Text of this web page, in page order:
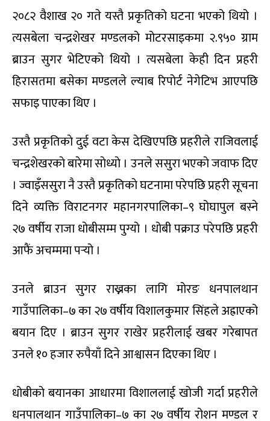
२०८२ वैशाख २० गते यस्तै प्रकृतिको घटना भएको थियो ।
त्यसबेला चन्द्रशेखर मण्डलको मोटरसाइकमा २.९५० ग्राम
ब्राउन सुगर भेटिएको थियो । त्यसबेला केही दिन प्रहरी
हिरासतमा बसेका मण्डलले ल्याब रिपोर्ट नेगेटिभ आएपछि
सफाइ पाएका थिए ।
उस्तै प्रकृतिकाे दुई वटा केस देखिएपछि प्रहरीले राजिवलाई
चन्द्रशेखरकाे बारेमा साेध्याे । उनले ससुरा भएकाे जवाफ दिए
। ज्वाइँससुरा नै उस्तै प्रकृतिकाे घटनामा परेपछि प्रहरी सूचना
दिने व्यक्ति विराटनगर महानगरपालिका–९ घोघापुल बस्ने
२७ वर्षीय राजा धोबीसम्म पुग्यो । धोबी पक्राउ परेपछि प्रहरी
आफैं अचम्ममा पर्‍यो ।
उनले ब्राउन सुगर राख्नका लागि मोरङ धनपालथान
गाउँपालिका–७ का २७ वर्षीय विशालकुमार सिंहले अह्राएको
बयान दिए । ब्राउन सुगर राखेर प्रहरीलाई खबर गरेबापत
उनले १० हजार रुपैयाँ दिने आश्वासन दिएका थिए ।
धोबीको बयानका आधारमा विशाललाई खोजी गर्दा प्रहरीले
धनपालथान गाउँपालिका–७ का २७ वर्षीय रोशन मण्डल र